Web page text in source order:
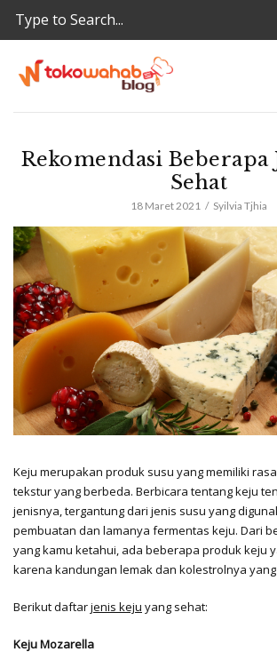
Rekomendasi Beberapa
Sehat
18 Maret 2021 Syilvia Tjhia
Keju merupakan produk susu yang memiliki
tekstur yang berbeda. Berbicara tentang keju
jenisnya, tergantung dari jenis susu yang
pembuatan dan lamanya fermentas keju. Dari
yang kamu ketahui, ada beberapa produk keju
karena kandungan lemak dan kolestrolnya
Berikut daftarjenis keju yang sehat:
Keju Mozarella